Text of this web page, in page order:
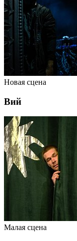
Новая сцена
Вий
Малая сцена